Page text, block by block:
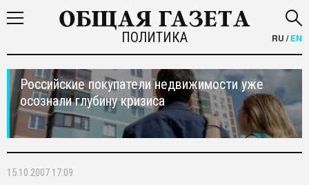
ПОЛИТИКА RU /EN
Российские покупатели недвижимости уже
осознали глубину кризиса
15.10.2007 17:09